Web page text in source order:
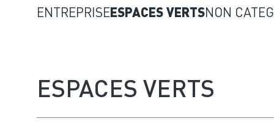
ENTREPRISEESPACES VERTSNON
ESPACES VERTS